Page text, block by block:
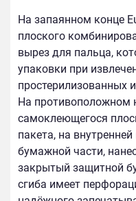
На запаянном конце
плоского
вырез для пальца,
упаковки при
простерилизованных
На противоположном
самоклеющегося
пакета, на
бумажной части,
закрытый защитной
сгиба имеет